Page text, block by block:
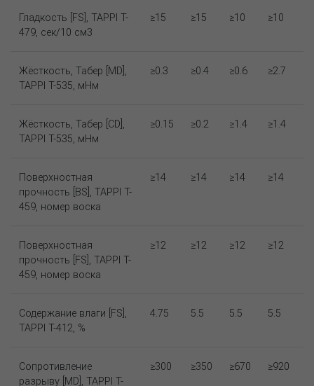
Гладкость [FS], TAPPI T-
479, сек/10 см3
≥15 ≥15 ≥10 ≥10
Жёсткость, Табер [MD],
TAPPI T-535, мНм
≥0.3 ≥0.4 ≥0.6 ≥2.7
Жёсткость, Табер [CD],
TAPPI T-535, мНм
≥0.15 ≥0.2 ≥1.4 ≥1.4
Поверхностная
прочность [BS], TAPPI T-
459, номер воска
≥14 ≥14 ≥14 ≥14
Поверхностная
прочность [FS], TAPPI T-
459, номер воска
≥12 ≥12 ≥12 ≥12
Содержание влаги [FS],
TAPPI T-412, %
4.75 5.5 5.5 5.5
Сопротивление
разрыву [MD], TAPPI T-
≥300 ≥350 ≥670 ≥920